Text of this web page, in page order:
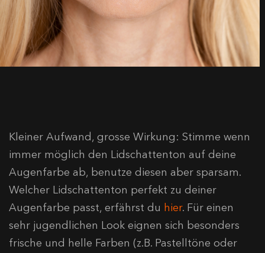
Kleiner Aufwand, grosse Wirkung: Stimme wenn
immer möglich den Lidschattenton auf deine
Augenfarbe ab, benutze diesen aber sparsam.
Welcher Lidschattenton perfekt zu deiner
Augenfarbe passt, erfährst du hier. Für einen
sehr jugendlichen Look eignen sich besonders
frische und helle Farben (z.B. Pastelltöne oder